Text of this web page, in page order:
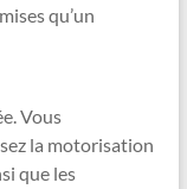
qu’un
Vous
la motorisation
que les